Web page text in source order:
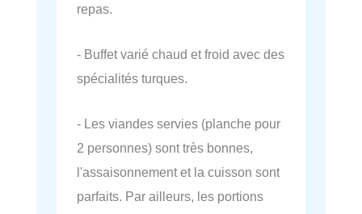
repas.
- Buffet varié chaud et froid avec des
spécialités turques.
- Les viandes servies (planche pour
2 personnes) sont très bonnes,
l'assaisonnement et la cuisson sont
parfaits. Par ailleurs, les portions